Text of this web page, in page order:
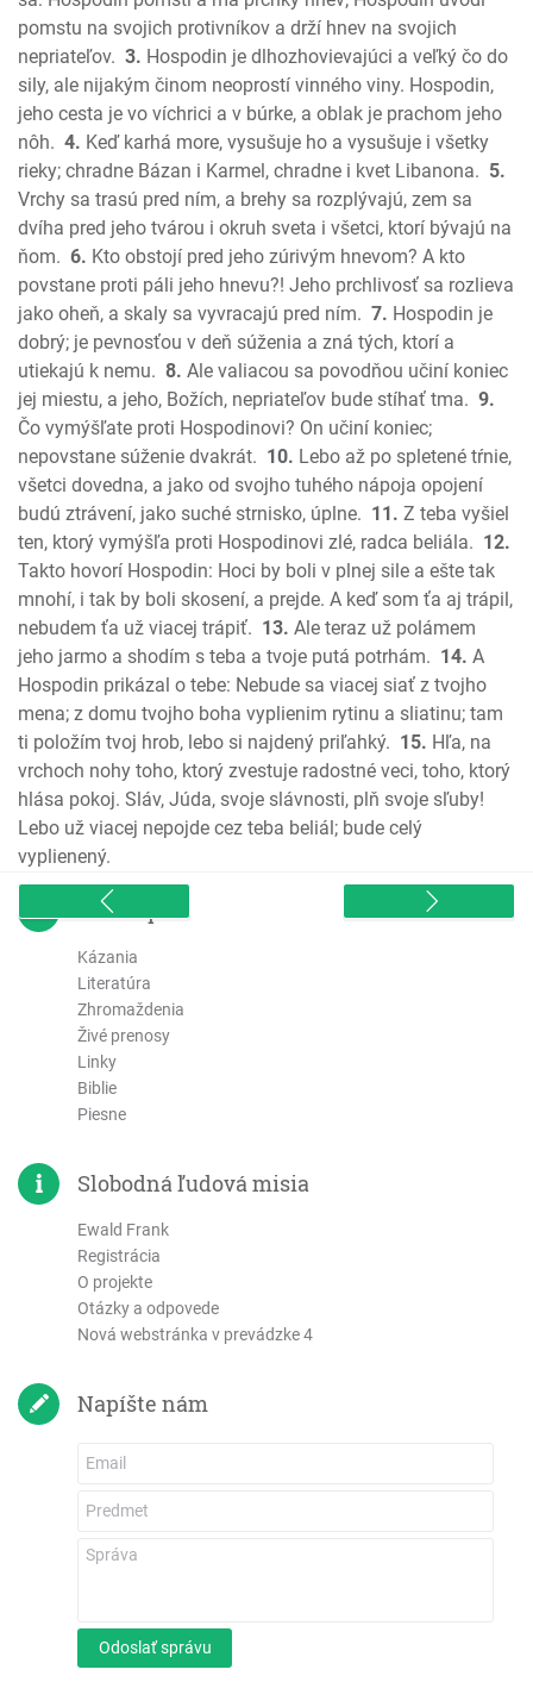
2 Kroník; Paralipomenon
Ezdráš
Nehemiáš
Ester
Jób
Žalmy
Príslovia
Kazateľ
Pieseň piesní
Izaiáš
Jeremiáš
Plač Jeremiášov
Ezechiel
Daniel
Ozeáš
Joel
Amos
Obadiáš
Jonáš
Micheáš
Nahum
Abakuk
Sofoniáš
Aggeus
Zachariáš
Malachiáš
Nový zákon
Ev. Matúša
Ev. Marka
Ev. Lukáša
Ev. Jána
Skutky apoštolov
List Rimanom
1. List Korintským
2. List Korintským
Efezským
Kolosenským
1. Tesalonickým
2. Tesalonickým
1. Timoteovi
Títovi
List Židom
List Jakuba
2. Petra
2 Jána
3 Jána
pomstu na svojich protivníkov a drží hnev na svojich
nepriateľov. 3. Hospodin je dlhozhovievajúci a veľký čo do
sily, ale nijakým činom neoprostí vinného viny. Hospodin,
jeho cesta je vo víchrici a v búrke, a oblak je prachom jeho
nôh. 4. Keď karhá more, vysušuje ho a vysušuje i všetky
rieky; chradne Bázan i Karmel, chradne i kvet Libanona. 5.
Vrchy sa trasú pred ním, a brehy sa rozplývajú, zem sa
dvíha pred jeho tvárou i okruh sveta i všetci, ktorí bývajú na
ňom. 6. Kto obstojí pred jeho zúrivým hnevom? A kto
povstane proti páli jeho hnevu?! Jeho prchlivosť sa rozlieva
jako oheň, a skaly sa vyvracajú pred ním. 7. Hospodin je
dobrý; je pevnosťou v deň súženia a zná tých, ktorí a
utiekajú k nemu. 8. Ale valiacou sa povodňou učiní koniec
jej miestu, a jeho, Božích, nepriateľov bude stíhať tma. 9.
Čo vymýšľate proti Hospodinovi? On učiní koniec;
nepovstane súženie dvakrát. 10. Lebo až po spletené tŕnie,
všetci dovedna, a jako od svojho tuhého nápoja opojení
budú ztrávení, jako suché strnisko, úplne. 11. Z teba vyšiel
ten, ktorý vymýšľa proti Hospodinovi zlé, radca beliála. 12.
Takto hovorí Hospodin: Hoci by boli v plnej sile a ešte tak
mnohí, i tak by boli skosení, a prejde. A keď som ťa aj trápil,
nebudem ťa už viacej trápiť. 13. Ale teraz už polámem
jeho jarmo a shodím s teba a tvoje putá potrhám. 14. A
Hospodin prikázal o tebe: Nebude sa viacej siať z tvojho
mena; z domu tvojho boha vyplienim rytinu a sliatinu; tam
ti položím tvoj hrob, lebo si najdený priľahký. 15. Hľa, na
vrchoch nohy toho, ktorý zvestuje radostné veci, toho, ktorý
hlása pokoj. Sláv, Júda, svoje slávnosti, plň svoje sľuby!
Lebo už viacej nepojde cez teba beliál; bude celý
vyplienený.
sitemap
Kázania
Literatúra
Zhromaždenia
Živé prenosy
Linky
Biblie
Piesne
Slobodná ľudová misia
Ewald Frank
Registrácia
O projekte
Otázky a odpovede
Nová webstránka v prevádzke 4
Napíšte nám
Odoslať správu